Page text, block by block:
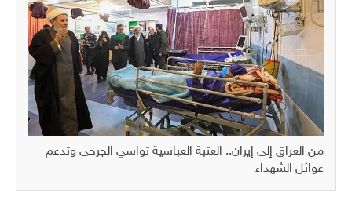
من العراق إلى إيران.. العتبة العباسية تواسي الجرحى وتدعم
عوائل الشهداء